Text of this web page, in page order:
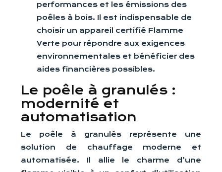
performances et les émissions des
poêles à bois. Il est indispensable de
choisir un appareil certifié Flamme
Verte pour répondre aux exigences
environnementales et bénéficier des
aides financières possibles.
Le poêle à granulés :
modernité et
automatisation
Le poêle à granulés représente une
solution de chauffage moderne et
automatisée. Il allie le charme d’une